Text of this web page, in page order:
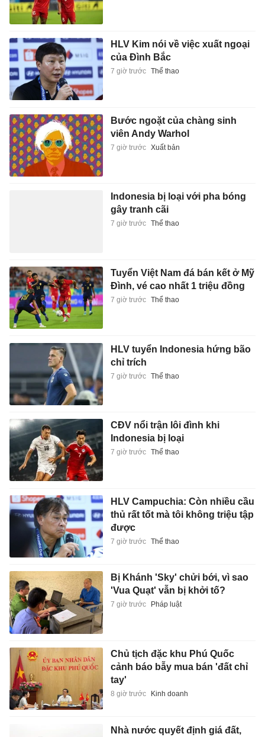
HLV Kim nói về việc xuất ngoại
của Đình Bắc
7 giờ trước Thể thao
Bước ngoặt của chàng sinh
viên Andy Warhol
7 giờ trước Xuất bản
Indonesia bị loại với pha bóng
gây tranh cãi
7 giờ trước Thể thao
Tuyển Việt Nam đá bán kết ở Mỹ
Đình, vé cao nhất 1 triệu đồng
7 giờ trước Thể thao
HLV tuyển Indonesia hứng bão
chỉ trích
7 giờ trước Thể thao
CĐV nổi trận lôi đình khi
Indonesia bị loại
7 giờ trước Thể thao
HLV Campuchia: Còn nhiều cầu
thủ rất tốt mà tôi không triệu tập
được
7 giờ trước Thể thao
Bị Khánh 'Sky' chửi bới, vì sao
'Vua Quạt' vẫn bị khởi tố?
7 giờ trước Pháp luật
Chủ tịch đặc khu Phú Quốc
cảnh báo bẫy mua bán 'đất chỉ
tay'
8 giờ trước Kinh doanh
Nhà nước quyết định giá đất,